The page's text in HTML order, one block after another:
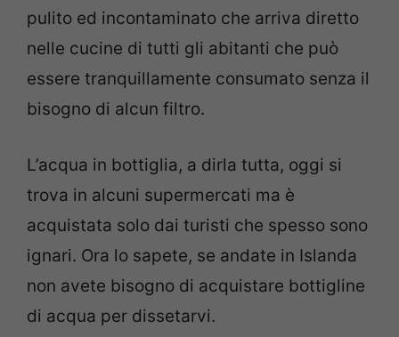
pulito ed incontaminato che arriva diretto
nelle cucine di tutti gli abitanti che può
essere tranquillamente consumato senza il
bisogno di alcun filtro.
L’acqua in bottiglia, a dirla tutta, oggi si
trova in alcuni supermercati ma è
acquistata solo dai turisti che spesso sono
ignari. Ora lo sapete, se andate in Islanda
non avete bisogno di acquistare bottigline
di acqua per dissetarvi.